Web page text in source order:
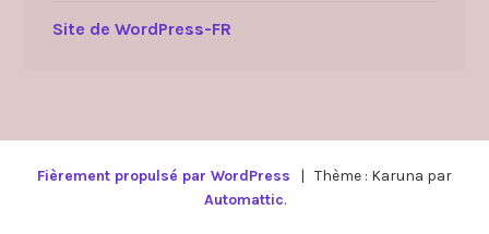
Site de WordPress-FR
Fièrement propulsé par WordPress | Thème : Karuna par
Automattic.